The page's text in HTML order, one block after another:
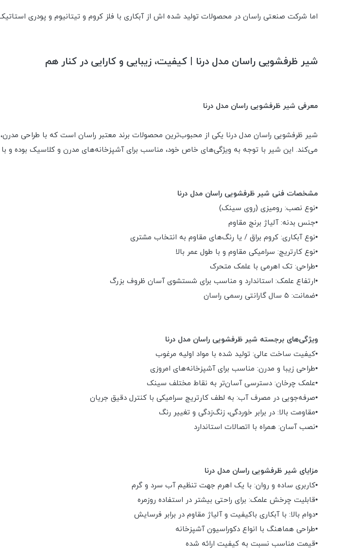
اما شرکت صنعتی راسان در محصولات تولید شده اش از آبکاری با فلز کروم و تیتانیوم و پودری
شیر ظرفشویی راسان مدل درنا | کیفیت، زیبایی و کارایی در کنار هم
معرفی شیر ظرفشویی راسان مدل درنا
شیر ظرفشویی راسان مدل درنا یکی از محبوب‌ترین محصولات برند معتبر راسان است که با طراحی مدرن،
می‌کند. این شیر با توجه به ویژگی‌های خاص خود، مناسب برای آشپزخانه‌های مدرن و کلاسیک بوده و
مشخصات فنی شیر ظرفشویی راسان مدل درنا
•نوع نصب: رومیزی (روی سینک)
•جنس بدنه: آلیاژ برنج مقاوم
•نوع آبکاری: کروم براق / یا رنگ‌های مقاوم به انتخاب مشتری
•نوع کارتریج: سرامیکی مقاوم و با طول عمر بالا
•طراحی: تک اهرمی با علمک متحرک
•ارتفاع علمک: استاندارد و مناسب برای شستشوی آسان ظروف بزرگ
•ضمانت: ۵ سال گارانتی رسمی راسان
ویژگی‌های برجسته شیر ظرفشویی راسان مدل درنا
•کیفیت ساخت عالی: تولید شده با مواد اولیه مرغوب
•طراحی زیبا و مدرن: مناسب برای آشپزخانه‌های امروزی
•علمک چرخان: دسترسی آسان‌تر به نقاط مختلف سینک
•صرفه‌جویی در مصرف آب: به لطف کارتریج سرامیکی با کنترل دقیق جریان
•مقاومت بالا: در برابر خوردگی، زنگ‌زدگی و تغییر رنگ
•نصب آسان: همراه با اتصالات استاندارد
مزایای شیر ظرفشویی راسان مدل درنا
•کاربری ساده و روان: با یک اهرم جهت تنظیم آب سرد و گرم
•قابلیت چرخش علمک: برای راحتی بیشتر در استفاده روزمره
•دوام بالا: با آبکاری باکیفیت و آلیاژ مقاوم در برابر فرسایش
•طراحی هماهنگ با انواع دکوراسیون آشپزخانه
•قیمت مناسب نسبت به کیفیت ارائه شده